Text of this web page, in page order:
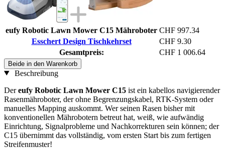
eufy Robotic Lawn Mower C15 Mähroboter CHF 997.34
Esschert Design Tischkehrset
CHF 9.30
Gesamtpreis:
CHF 1 006.64
Beide in den Warenkorb
Beschreibung
Dereufy Robotic Lawn Mower C15 ist ein kabellos navigierender
Rasenmähroboter, der ohne Begrenzungskabel, RTK-System oder
manuelles Mapping auskommt. Wer seinen Rasen bisher mit
konventionellen Mährobotern betreut hat, weiß, wie aufwändig
Einrichtung, Signalprobleme und Nachkorrekturen sein können; der
C15 übernimmt das vollständig, vom ersten Start bis zum fertigen
Streifenmuster!